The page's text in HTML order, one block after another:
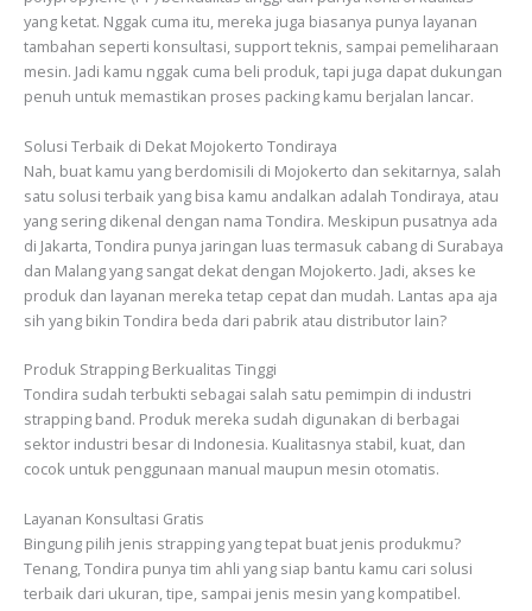
yang ketat. Nggak cuma itu, mereka juga biasanya punya layanan
tambahan seperti konsultasi, support teknis, sampai pemeliharaan
mesin. Jadi kamu nggak cuma beli produk, tapi juga dapat dukungan
penuh untuk memastikan proses packing kamu berjalan lancar.
Solusi Terbaik di Dekat Mojokerto Tondiraya
Nah, buat kamu yang berdomisili di Mojokerto dan sekitarnya, salah
satu solusi terbaik yang bisa kamu andalkan adalah Tondiraya, atau
yang sering dikenal dengan nama Tondira. Meskipun pusatnya ada
di Jakarta, Tondira punya jaringan luas termasuk cabang di Surabaya
dan Malang yang sangat dekat dengan Mojokerto. Jadi, akses ke
produk dan layanan mereka tetap cepat dan mudah. Lantas apa aja
sih yang bikin Tondira beda dari pabrik atau distributor lain?
Produk Strapping Berkualitas Tinggi
Tondira sudah terbukti sebagai salah satu pemimpin di industri
strapping band. Produk mereka sudah digunakan di berbagai
sektor industri besar di Indonesia. Kualitasnya stabil, kuat, dan
cocok untuk penggunaan manual maupun mesin otomatis.
Layanan Konsultasi Gratis
Bingung pilih jenis strapping yang tepat buat jenis produkmu?
Tenang, Tondira punya tim ahli yang siap bantu kamu cari solusi
terbaik dari ukuran, tipe, sampai jenis mesin yang kompatibel.